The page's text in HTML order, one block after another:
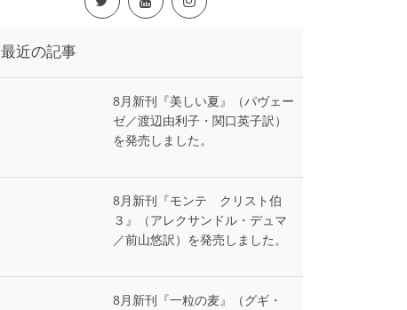
最近の記事
8月新刊『美しい夏』（パヴェー
ゼ／渡辺由利子・関口英子訳）
を発売しました。
8月新刊『モンテ゠クリスト伯
３』（アレクサンドル・デュマ
／前山悠訳）を発売しました。
8月新刊『一粒の麦』（グギ・